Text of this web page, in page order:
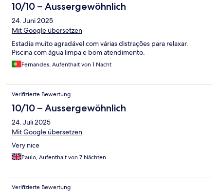
10/10 – Aussergewöhnlich
24. Juni 2025
Mit Google übersetzen
Estadia muito agradável com várias distrações para relaxar.
Piscina com água limpa e bom atendimento.
Fernandes, Aufenthalt von 1 Nacht
Verifizierte Bewertung
10/10 – Aussergewöhnlich
24. Juli 2025
Mit Google übersetzen
Very nice
Paulo, Aufenthalt von 7 Nächten
Verifizierte Bewertung